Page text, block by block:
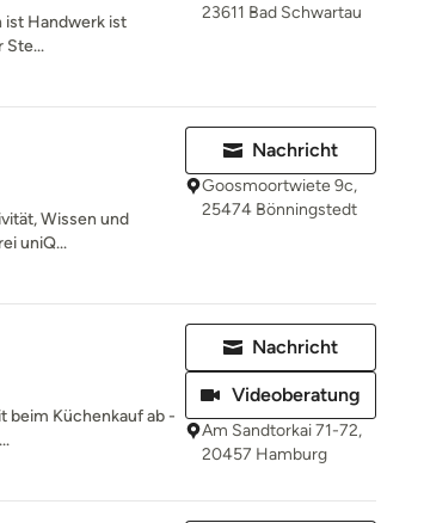
ist Handwerk ist
Ste...
23611 Bad Schwartau
Wissen und
uniQ...
Nachricht
Goosmoortwiete 9c,
25474 Bönningstedt
Sternen
beim Küchenkauf ab -
Nachricht
Videoberatung
Am Sandtorkai 71-72,
20457 Hamburg